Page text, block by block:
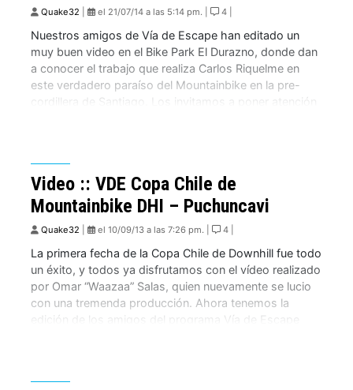
Quake32 el 21/07/14 a las 5:14 pm. | 4 |
Nuestros amigos de Vía de Escape han editado un
muy buen video en el Bike Park El Durazno, donde dan
a conocer el trabajo que realiza Carlos Riquelme en
este verdadero paraíso del Mountainbike en la pre-
cordillera de Santiago. Los invitamos a poner atención
Video :: VDE Copa Chile de
Mountainbike DHI – Puchuncavi
Quake32 el 10/09/13 a las 7:26 pm. | 4 |
La primera fecha de la Copa Chile de Downhill fue todo
un éxito, y todos ya disfrutamos con el vídeo realizado
por Omar “Waazaa” Salas, quien nuevamente se lucio
con una tremenda producción. Ahora tenemos la
edición de los amigos del programa Vía de Escape